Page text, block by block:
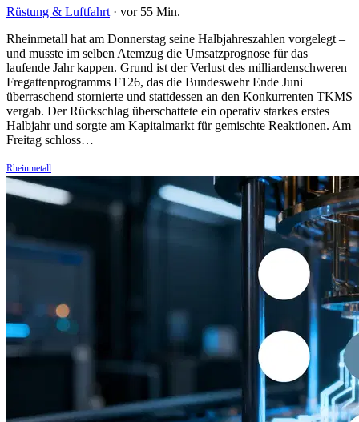
Rüstung & Luftfahrt · vor 55 Min.
Rheinmetall hat am Donnerstag seine Halbjahreszahlen vorgelegt –
und musste im selben Atemzug die Umsatzprognose für das
laufende Jahr kappen. Grund ist der Verlust des milliardenschweren
Fregattenprogramms F126, das die Bundeswehr Ende Juni
überraschend stornierte und stattdessen an den Konkurrenten TKMS
vergab. Der Rückschlag überschattete ein operativ starkes erstes
Halbjahr und sorgte am Kapitalmarkt für gemischte Reaktionen. Am
Freitag schloss…
Rheinmetall